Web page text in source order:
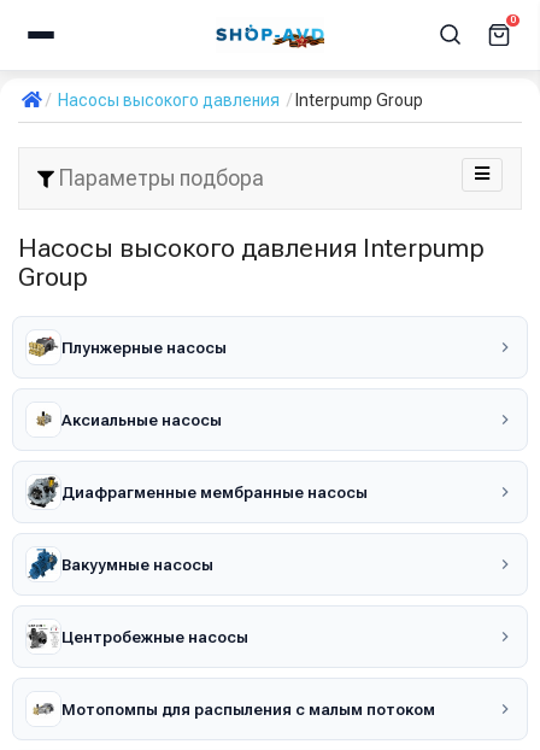
0
Насосы высокого давления Interpump Group
Параметры подбора
Насосы высокого давления Interpump
Group
Плунжерные насосы
Аксиальные насосы
Диафрагменные мембранные насосы
Вакуумные насосы
Центробежные насосы
Мотопомпы для распыления с малым потоком